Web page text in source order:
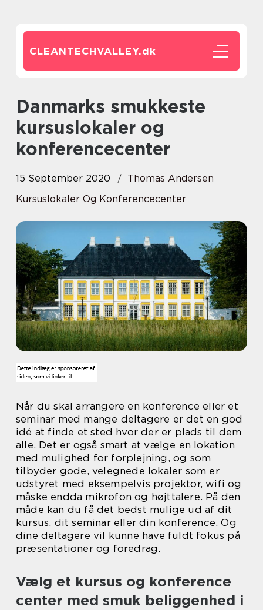
CLEANTECHVALLEY.dk
Danmarks smukkeste
kursuslokaler og
konferencecenter
15 September 2020
Thomas Andersen
Kursuslokaler Og Konferencecenter
Når du skal arrangere en konference eller et
seminar med mange deltagere er det en god
idé at finde et sted hvor der er plads til dem
alle. Det er også smart at vælge en lokation
med mulighed for forplejning, og som
tilbyder gode, velegnede lokaler som er
udstyret med eksempelvis projektor, wifi og
måske endda mikrofon og højttalere. På den
måde kan du få det bedst mulige ud af dit
kursus, dit seminar eller din konference. Og
dine deltagere vil kunne have fuldt fokus på
præsentationer og foredrag.
Vælg et kursus og konference
center med smuk beliggenhed i